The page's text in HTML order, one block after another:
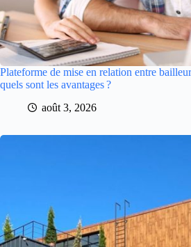
Plateforme de mise en relation entre
quels sont les avantages ?
août 3, 2026